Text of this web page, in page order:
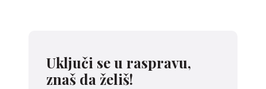
Uključi se u raspravu,
znaš da želiš!